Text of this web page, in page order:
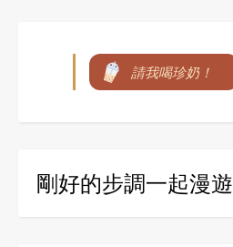
請我喝珍奶！
剛好的步調一起漫遊